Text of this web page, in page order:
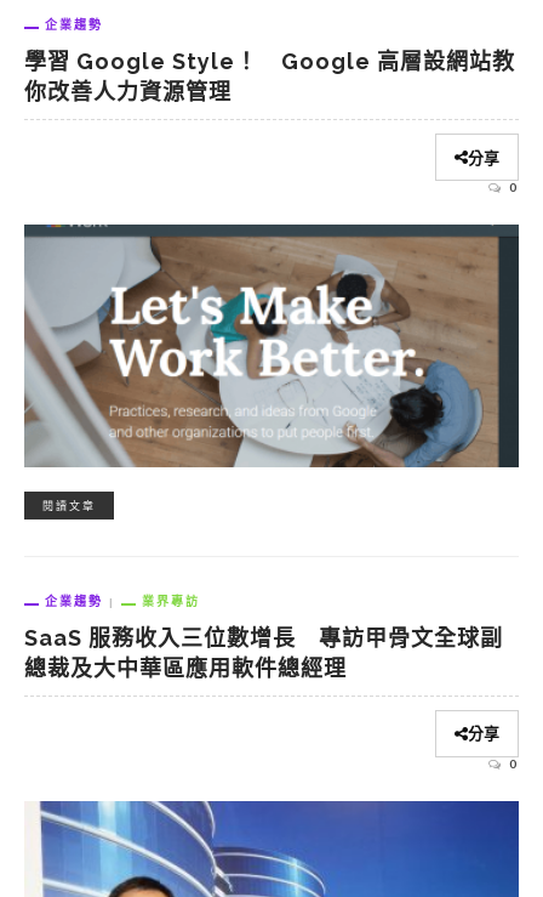
企業趨勢
學習 Google Style！ Google 高層設網站教
你改善人力資源管理
分享
0
閱讀文章
企業趨勢 業界專訪
SaaS 服務收入三位數增長 專訪甲骨文全球副
總裁及大中華區應用軟件總經理
分享
0